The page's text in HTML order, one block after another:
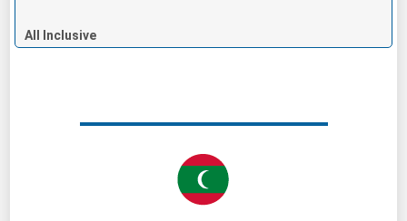
All Inclusive